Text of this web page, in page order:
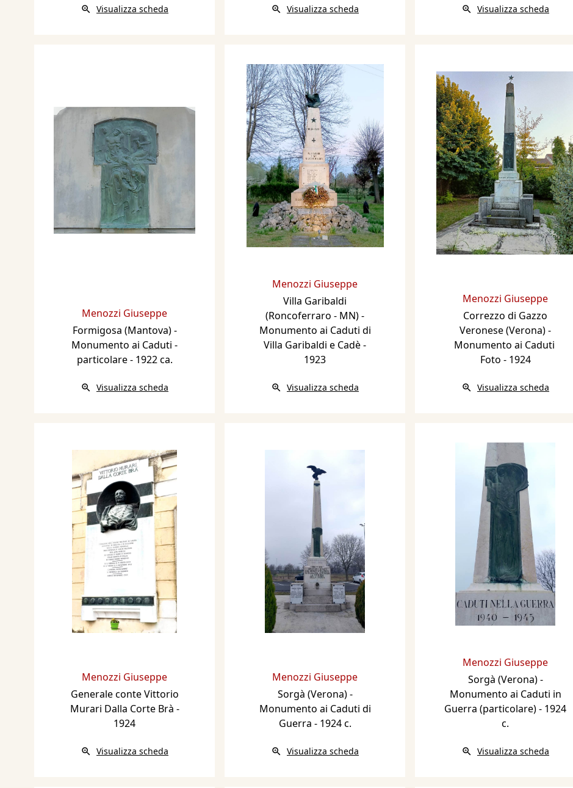
Visualizza scheda Visualizza scheda Visualizza scheda
Menozzi Giuseppe
Formigosa (Mantova) -
Monumento ai Caduti -
particolare- 1922 ca.
Visualizza scheda
Menozzi Giuseppe
Villa Garibaldi
(Roncoferraro - MN) -
Monumento ai Caduti di
Villa Garibaldi e Cadè-
1923
Visualizza scheda
Menozzi Giuseppe
Correzzo di Gazzo
Veronese (Verona) -
Monumento ai Caduti ​
Foto - 1924
Visualizza scheda
Menozzi Giuseppe
Generale conte Vittorio
Murari Dalla Corte Brà -
1924
Visualizza scheda
Menozzi Giuseppe
Sorgà (Verona) -
Monumento ai Caduti di
Guerra - 1924 c.
Visualizza scheda
Menozzi Giuseppe
Sorgà (Verona) -
Monumento ai Caduti in
Guerra (particolare)- 1924
c.
Visualizza scheda